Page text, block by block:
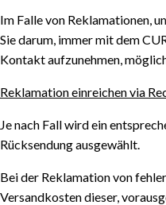
Im Falle von Reklamationen,
Sie darum, immer mit dem
Kontakt aufzunehmen,
Reklamation einreichen via
Je nach Fall wird ein
Rücksendung ausgewählt.
Bei der Reklamation von
Versandkosten dieser,